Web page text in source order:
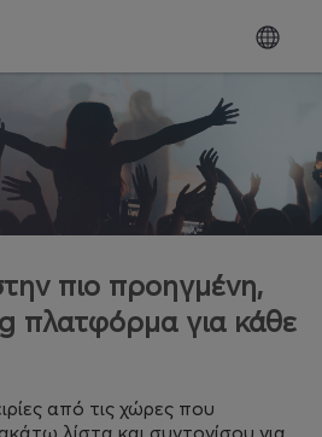
πιο προηγμένη,
πλατφόρμα για κάθε
από τις χώρες που
λίστα και συντονίσου για